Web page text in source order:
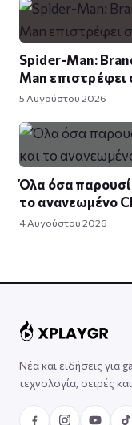
Spider-Man:
Man επιστρέφει
5 Αυγούστου 2026
Όλα όσα
το ανανεωμένο
4 Αυγούστου 2026
Νέα και ειδήσεις για
τεχνολογία, σειρές και